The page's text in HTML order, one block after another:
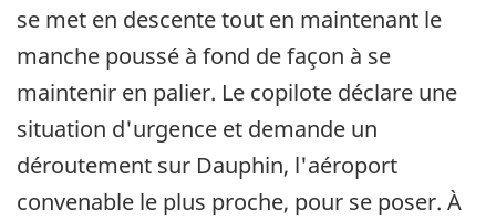
se met en descente tout en maintenant le
manche poussé à fond de façon à se
maintenir en palier. Le copilote déclare une
situation d'urgence et demande un
déroutement sur Dauphin, l'aéroport
convenable le plus proche, pour se poser. À